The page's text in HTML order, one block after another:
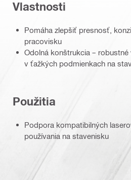
Vlastnosti
Pomáha zlepšiť presnosť,
pracovisku
Odolná konštrukcia –
v ťažkých podmienkach na
Použitia
Podpora kompatibilných
používania na stavenisku